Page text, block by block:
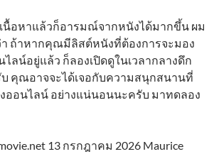
เนื้อหาแล้วก็อารมณ์จากหนังได้มากขึ้น ผม
า ถ้าหากคุณมีลิสต์หนังที่ต้องการจะมอง
ลน์อยู่แล้ว ก็ลองเปิดดูในเวลากลางดึก
คุณอาจจะได้เจอกับความสนุกสนานที่
ออนไลน์ อย่างแน่นอนนะครับ มาทดลอง
13 กรกฎาคม 2026 Maurice